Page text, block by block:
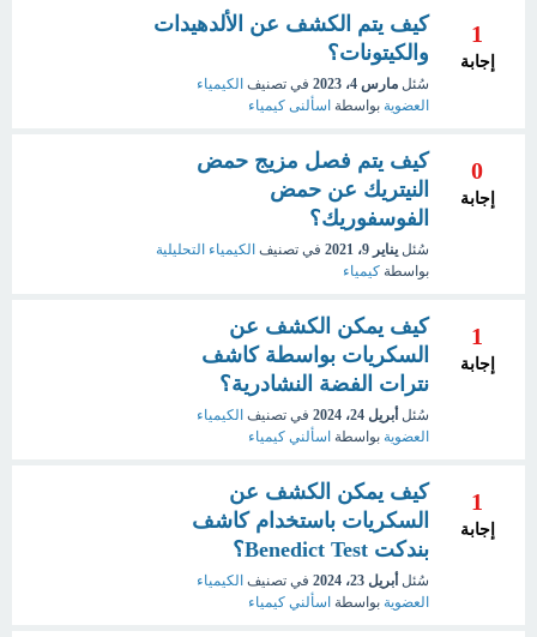
1
إجابة
كيف يتم الكشف عن الألدهيدات
والكيتونات؟
سُئل مارس 4، 2023 في تصنيف الكيمياء
العضوية بواسطة اسألنى كيمياء
0
إجابة
كيف يتم فصل مزيج حمض
النيتريك عن حمض
الفوسفوريك؟
سُئل يناير 9، 2021 في تصنيف الكيمياء التحليلية
بواسطة كيمياء
1
إجابة
كيف يمكن الكشف عن
السكريات بواسطة كاشف
نترات الفضة النشادرية؟
سُئل أبريل 24، 2024 في تصنيف الكيمياء
العضوية بواسطة اسألني كيمياء
1
إجابة
كيف يمكن الكشف عن
السكريات باستخدام كاشف
بندكت Benedict Test؟
سُئل أبريل 23، 2024 في تصنيف الكيمياء
العضوية بواسطة اسألني كيمياء